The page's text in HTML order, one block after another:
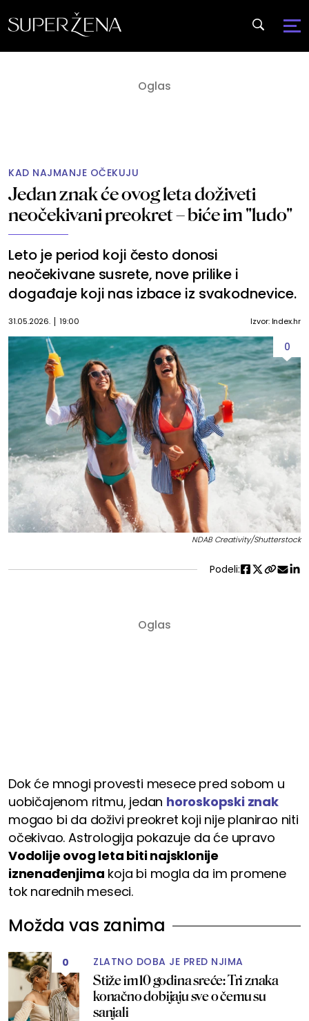
KAD NAJMANJE OČEKUJU
Jedan znak će ovog leta doživeti
neočekivani preokret – biće im "ludo"
Leto je period koji često donosi
neočekivane susrete, nove prilike i
događaje koji nas izbace iz svakodnevice.
31.05.2026. 19:00 Izvor: Index.hr
0
NDAB Creativity/Shutterstock
Podeli:
Dok će mnogi provesti mesece pred sobom u
uobičajenom ritmu, jedan horoskopski znak
mogao bi da doživi preokret koji nije planirao niti
očekivao. Astrologija pokazuje da će upravo
Vodolije ovog leta biti najsklonije
iznenađenjima koja bi mogla da im promene
tok narednih meseci.
Možda vas zanima
0 ZLATNO DOBA JE PRED NJIMA
Stiže im 10 godina sreće: Tri znaka
konačno dobijaju sve o čemu su
sanjali